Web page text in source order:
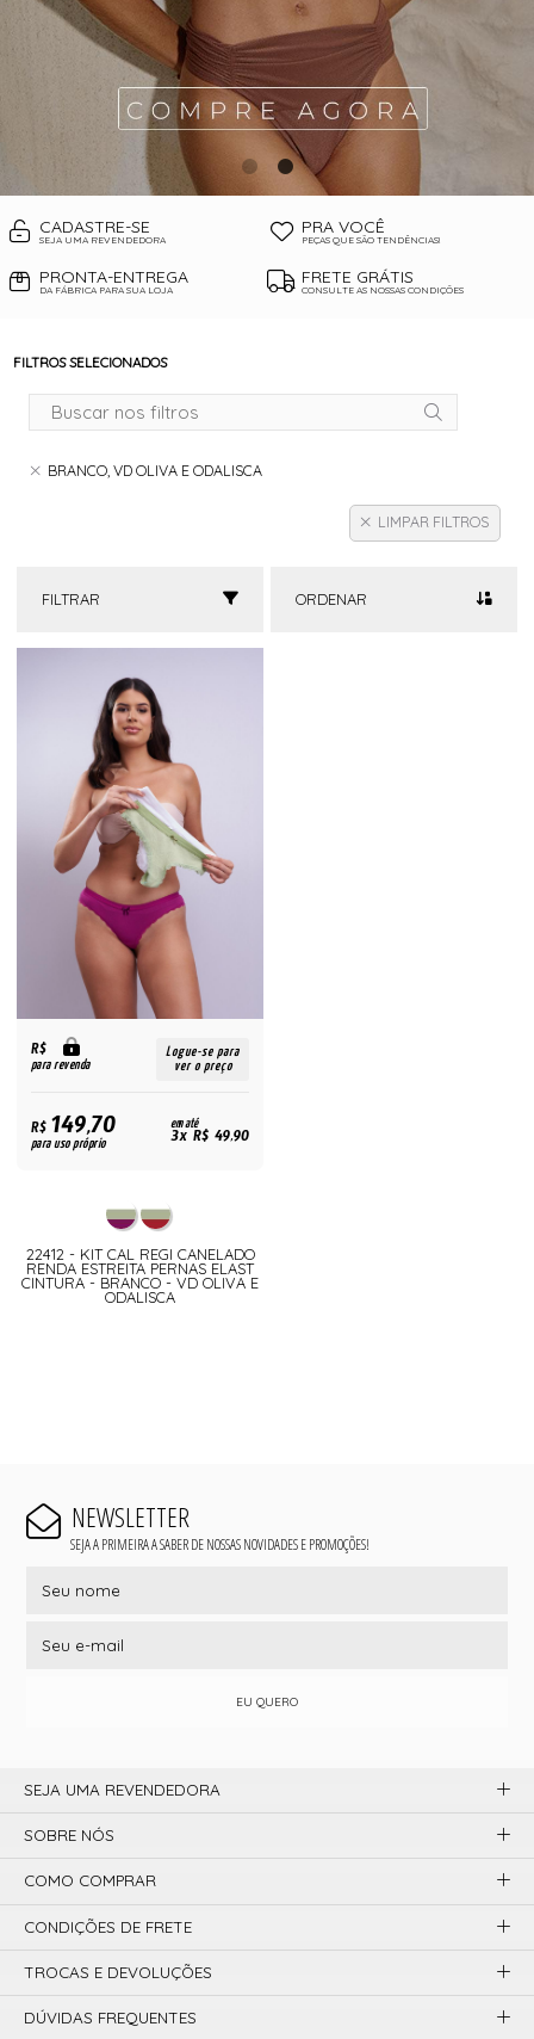
CADASTRE-SE
SEJA UMA REVENDEDORA
PRA VOCÊ
PEÇAS QUE SÃO TENDÊNCIAS!
PRONTA-ENTREGA
DA FÁBRICA PARA SUA LOJA
FRETE GRÁTIS
CONSULTE AS NOSSAS CONDIÇÕES
FILTROS SELECIONADOS
BRANCO, VD OLIVA E ODALISCA
LIMPAR FILTROS
FILTRAR ORDENAR
R$
para revenda
Logue-se para
ver o preço
R$149,70
para uso próprio
em até
3x R$ 49,90
22412 - KIT CAL REGI CANELADO
RENDA ESTREITA PERNAS ELAST
CINTURA - BRANCO - VD OLIVA E
ODALISCA
NEWSLETTER
SEJA A PRIMEIRA A SABER DE NOSSAS NOVIDADES E PROMOÇÕES!
EU QUERO
SEJA UMA REVENDEDORA
SOBRE NÓS
COMO COMPRAR
CONDIÇÕES DE FRETE
TROCAS E DEVOLUÇÕES
DÚVIDAS FREQUENTES